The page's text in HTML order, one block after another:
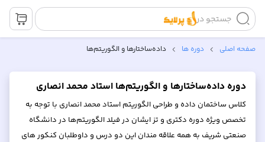
جستجو در
صفحه اصلی دوره ها داده‌ساختارها و الگوریتم‌ها
دوره داده‌ساختارها و الگوریتم‌ها استاد محمد انصاری
کلاس ساختمان داده و طراحی الگوریتم استاد محمد انصاری با توجه به
تخصص ویژه دوره دکتری و تز ایشان در فیلد الگوریتم‌ها در دانشگاه
صنعتی شریف به همه علاقه مندان این دو درس و داوطلبان کنکور های